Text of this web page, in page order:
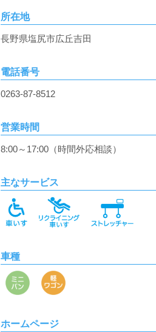
所在地
長野県塩尻市広丘吉田
電話番号
0263-87-8512
営業時間
8:00～17:00（時間外応相談）
主なサービス
車種
ホームページ